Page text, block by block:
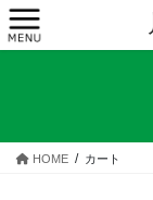
コ
ン
テ
ス
ナ
ビ
ゲ
ン
HOME カート